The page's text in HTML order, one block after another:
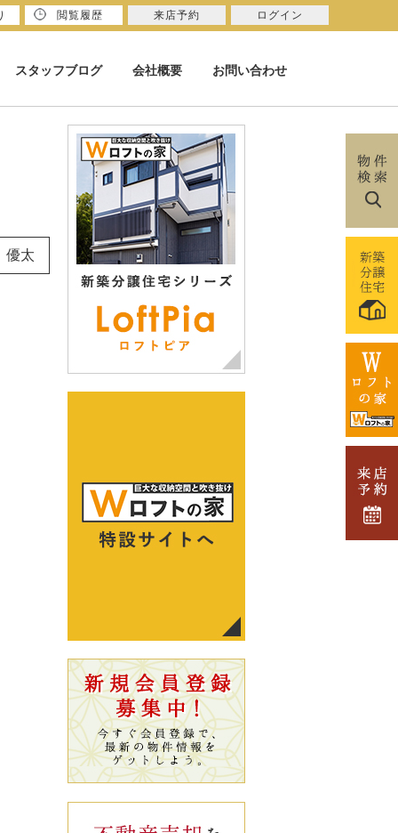
スタッフブログ 会社概要 お問い合わせ
太
閲覧履歴 来店予約 ログイン